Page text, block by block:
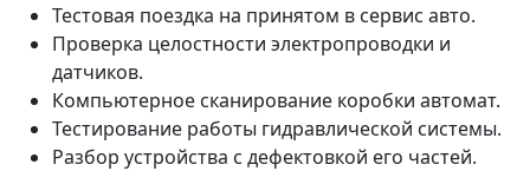
Тестовая поездка на принятом в сервис авто.
Проверка целостности электропроводки и
датчиков.
Компьютерное сканирование коробки автомат.
Тестирование работы гидравлической системы.
Разбор устройства с дефектовкой его частей.